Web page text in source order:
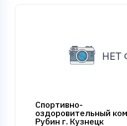
Спортивно-
оздоровительный
Рубин г. Кузнецк